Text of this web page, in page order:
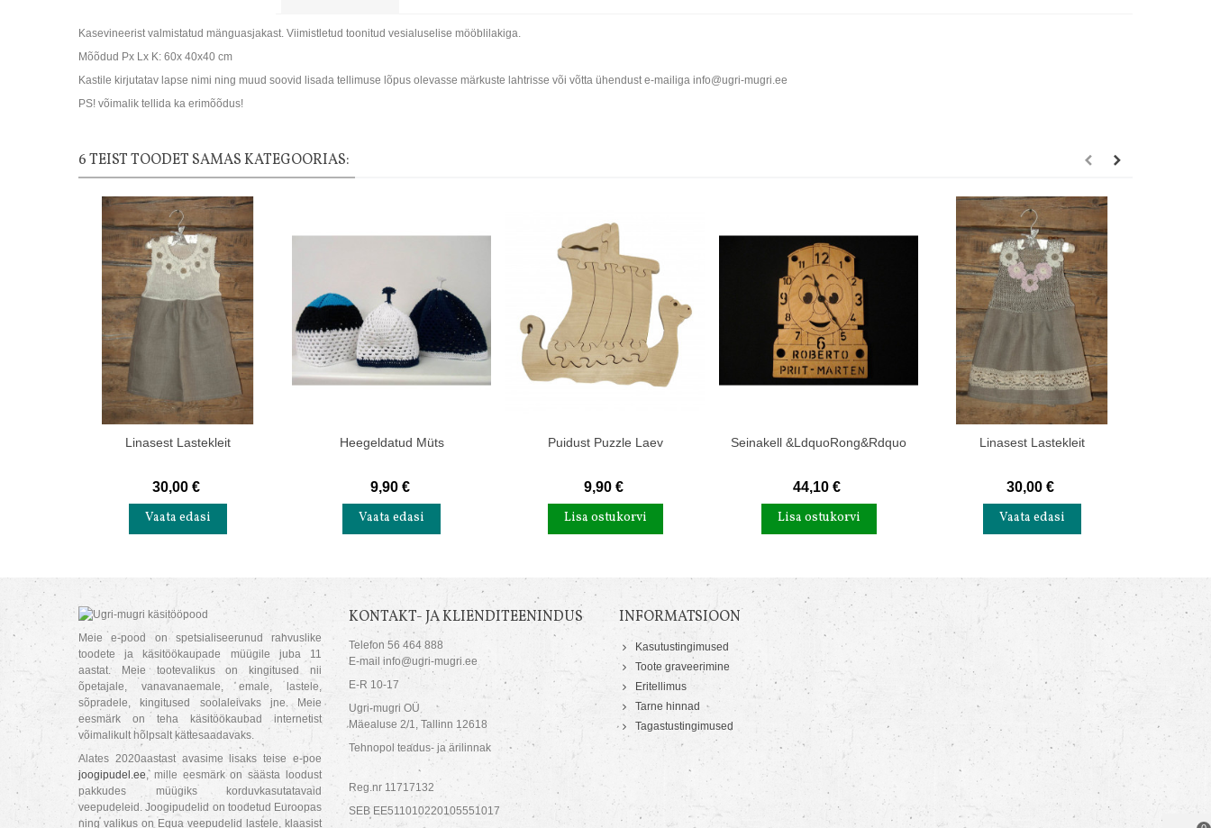
Kasevineerist valmistatud mänguasjakast. Viimistletud toonitud vesialuselise mööblilakiga.
Mõõdud Px Lx K: 60x 40x40 cm
Kastile kirjutatav lapse nimi ning muud soovid lisada tellimuse lõpus olevasse märkuste lahtrisse või võtta ühendust e-mailiga info@ugri-mugri.ee
PS! võimalik tellida ka erimõõdus!
6 TEIST TOODET SAMAS KATEGOORIAS:
Linasest Lastekleit
30,00 €
Vaata edasi
Heegeldatud Müts
9,90 €
Vaata edasi
Puidust Puzzle Laev
9,90 €
Lisa ostukorvi
Seinakell &ldquoRong&rdquo
44,10 €
Lisa ostukorvi
Linasest Lastekleit
30,00 €
Vaata edasi
Meie e-pood on spetsialiseerunud rahvuslike
toodete ja käsitöökaupade müügile juba 11
aastat. Meie tootevalikus on kingitused nii
õpetajale, vanavanaemale, emale, lastele,
sõpradele, kingitused soolaleivaks jne. Meie
eesmärk on teha käsitöökaubad internetist
võimalikult hõlpsalt kättesaadavaks.
Alates 2020aastast avasime lisaks teise e-poe
joogipudel.ee, mille eesmärk on säästa loodust
pakkudes müügiks korduvkasutatavaid
veepudeleid. Joogipudelid on toodetud Euroopas
ning valikus on Equa veepudelid lastele, klaasist
KONTAKT- JA KLIENDITEENINDUS
Telefon 56 464 888
E-mail info@ugri-mugri.ee
E-R 10-17
Ugri-mugri OÜ
Mäealuse 2/1, Tallinn 12618
Tehnopol teadus- ja ärilinnak
Reg.nr 11717132
SEB EE511010220105551017
INFORMATSIOON
Kasutustingimused
Toote graveerimine
Eritellimus
Tarne hinnad
Tagastustingimused